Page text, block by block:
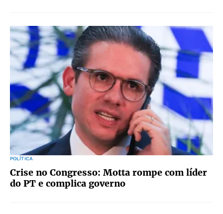
POLÍTICA
Crise no Congresso: Motta rompe com líder
do PT e complica governo